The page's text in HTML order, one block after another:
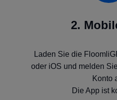
2.
Laden Sie die
oder iOS und melden
Konto
Die App ist